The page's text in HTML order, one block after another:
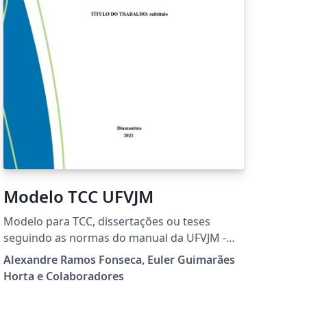
Modelo TCC UFVJM
Modelo para TCC, dissertações ou teses
seguindo as normas do manual da UFVJM -
Universidade dos Vales do Jequitinhonha e
Mucuri
Alexandre Ramos Fonseca, Euler Guimarães
Horta e Colaboradores